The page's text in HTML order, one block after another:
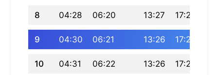
8 04:28 06:20 13:27 17:21
9 04:30 06:21 13:26 17:21
10 04:31 06:22 13:26 17:20